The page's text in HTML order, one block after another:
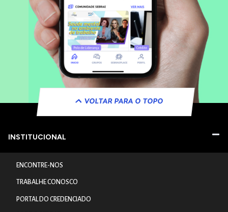
VOLTAR PARA O TOPO
INSTITUCIONAL
ENCONTRE-NOS
TRABALHE CONOSCO
PORTAL DO CREDENCIADO